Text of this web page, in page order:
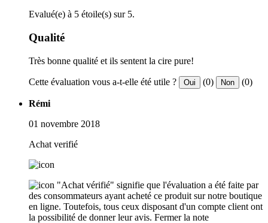
Evalué(e) à 5 étoile(s) sur 5.
Qualité
Très bonne qualité et ils sentent la cire pure!
Cette évaluation vous a-t-elle été utile ? Oui (0) Non (0)
Rémi
01 novembre 2018
Achat verifié
"Achat vérifié" signifie que l'évaluation a été faite par
des consommateurs ayant acheté ce produit sur notre boutique
en ligne. Toutefois, tous ceux disposant d'un compte client ont
la possibilité de donner leur avis. Fermer la note